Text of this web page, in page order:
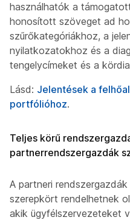
használhatók a
honosított szöveget ad
szűrőkategóriákhoz, a
nyilatkozatokhoz és a
tengelycímeket és a
Lásd: Jelentések a
portfólióhoz.
Teljes körű
partnerrendszergazdák
A partneri
szerepkört rendelhetnek
akik ügyfélszervezeteket